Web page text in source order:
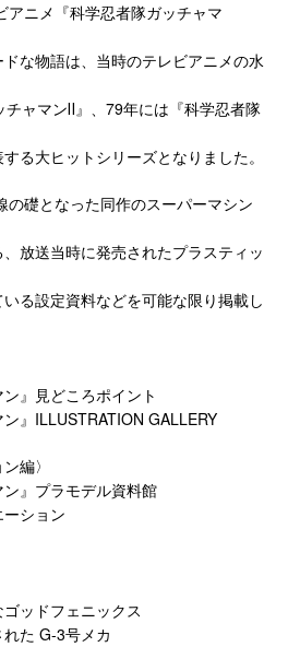
アニメ『科学忍者隊ガッチャマ
な物語は、当時のテレビアニメの水
ャマンⅡ』、79年には『科学忍者隊
る大ヒットシリーズとなりました。
の礎となった同作のスーパーマシン
放送当時に発売されたプラスティッ
る設定資料などを可能な限り掲載し
』見どころポイント
』ILLUSTRATION GALLERY
編〉
ン』プラモデル資料館
ーション
ッドフェニックス
れた G-3号メカ